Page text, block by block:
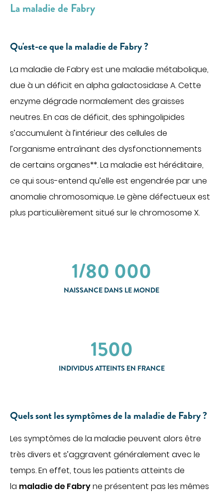
PRESSE
Publications
Communiqués de presse
Demandes presse
Nos professionnels dans les médias
Découvrir Hospidon
Les projets
Faire un don
Espace entreprises
CENTRES D'EXPERTISE
Cancérologie
Maladies lysosomales
DÉCOUVREZ NOS CLASSEMENTS D'EXCELLENCE
DANS LES PALMARÈS
Incontinence et prolapsus
Appareil urinaire
Gynécologie
Os & articulations
La maladie de Fabry
Qu'est-ce que la maladie de Fabry ?
La maladie de Fabry est une maladie métabolique,
due à un déficit en alpha galactosidase A. Cette
enzyme dégrade normalement des graisses
neutres. En cas de déficit, des sphingolipides
s’accumulent à l’intérieur des cellules de
l’organisme entraînant des dysfonctionnements
de certains organes**. La maladie est héréditaire,
ce qui sous-entend qu’elle est engendrée par une
anomalie chromosomique. Le gène défectueux est
plus particulièrement situé sur le chromosome X.
1/80 000
NAISSANCE DANS LE MONDE
1500
INDIVIDUS ATTEINTS EN FRANCE
Quels sont les symptômes de la maladie de Fabry ?
Les symptômes de la maladie peuvent alors être
très divers et s’aggravent généralement avec le
temps. En effet, tous les patients atteints de
la maladie de Fabryne présentent pas les mêmes